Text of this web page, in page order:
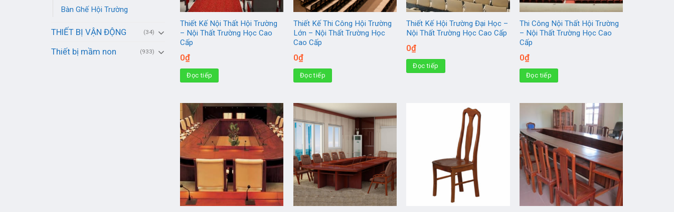
Bàn Ghế Hội Trường
THIẾT BỊ VẬN ĐỘNG (34)
Thiết bị mầm non (933)
Thiết Kế Nội Thất Hội Trường
– Nội Thất Trường Học Cao
Cấp
0₫
Đọc tiếp
Thiết Kế Thi Công Hội Trường
Lớn – Nội Thất Trường Học
Cao Cấp
0₫
Đọc tiếp
Thiết Kế Hội Trường Đại Học –
Nội Thất Trường Học Cao Cấp
0₫
Đọc tiếp
Thi Công Nội Thất Hội Trường
– Nội Thất Trường Học Cao
Cấp
0₫
Đọc tiếp